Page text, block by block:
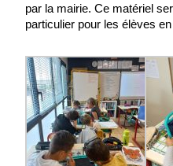
par la mairie. Ce matériel
particulier pour les élèves